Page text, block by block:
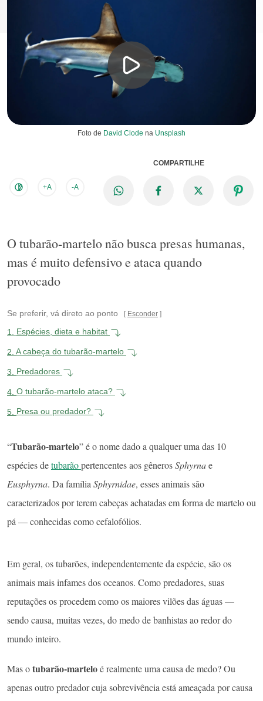
Foto de David Clode na Unsplash
+A -A
COMPARTILHE
O tubarão-martelo não busca presas humanas,
mas é muito defensivo e ataca quando
provocado
Se preferir, vá direto ao ponto Esconder
1. Espécies, dieta e habitat
2. A cabeça do tubarão-martelo
3. Predadores
4. O tubarão-martelo ataca?
5. Presa ou predador?
“Tubarão-martelo” é o nome dado a qualquer uma das 10
espécies detubarãopertencentes aos gênerosSphyrnae
Eusphyrna. Da família Sphyrnidae, esses animais são
caracterizados por terem cabeças achatadas em forma de martelo ou
pá — conhecidas como cefalofólios.
Em geral, os tubarões, independentemente da espécie, são os
animais mais infames dos oceanos. Como predadores, suas
reputações os procedem como os maiores vilões das águas —
sendo causa, muitas vezes, do medo de banhistas ao redor do
mundo inteiro.
Mas otubarão-marteloé realmente uma causa de medo? Ou
apenas outro predador cuja sobrevivência está ameaçada por causa